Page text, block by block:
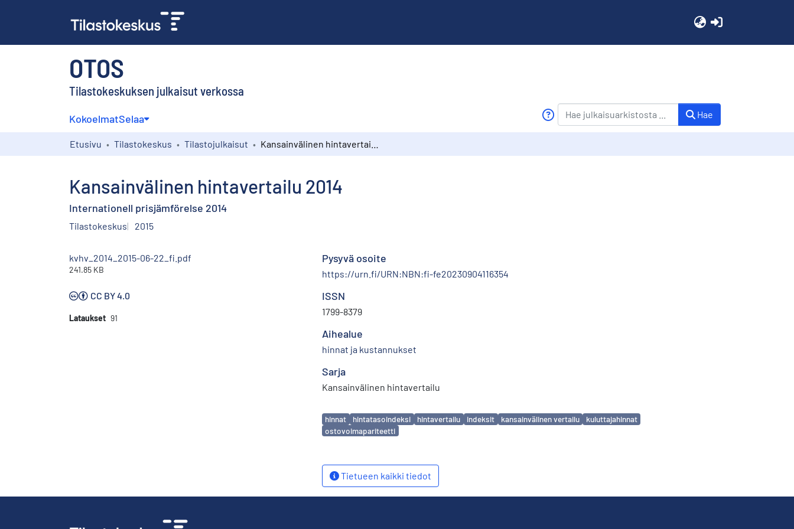
OTOS
Tilastokeskuksen julkaisut verkossa
KokoelmatSelaa Hae
Etusivu Tilastokeskus Tilastojulkaisut
Kansainvälinen hintavertailu 2014
Internationell prisjämförelse 2014
Tilastokeskus 2015
kvhv_2014_2015-06-22_fi.pdf
241.85 KB
CC BY 4.0
Lataukset 91
Pysyvä osoite
https://urn.fi/URN:NBN:fi-fe20230904116354
ISSN
1799-8379
Aihealue
hinnat ja kustannukset
Sarja
Kansainvälinen hintavertailu
Avainsanat
hinnat hintatasoindeksi hintavertailu indeksit kansainvälinen vertailu
kuluttajahinnat
ostovoimapariteetti
Tietueen kaikki tiedot